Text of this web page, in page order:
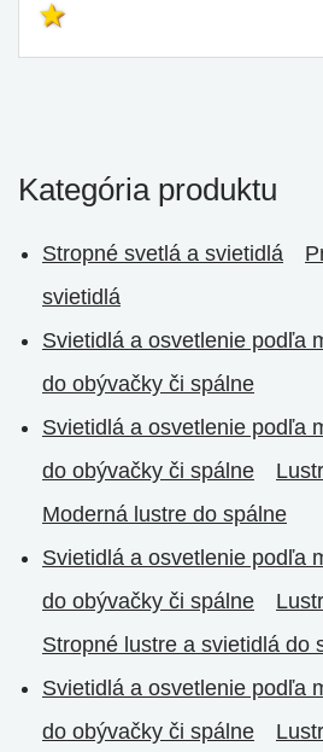
Kategória produktu
Stropné svetlá a svietidlá
svietidlá
Svietidlá a osvetlenie podľa
do obývačky či spálne
Svietidlá a osvetlenie podľa
do obývačky či spálne
Moderná lustre do spálne
Svietidlá a osvetlenie podľa
do obývačky či spálne
Stropné lustre a svietidlá do
Svietidlá a osvetlenie podľa
do obývačky či spálne